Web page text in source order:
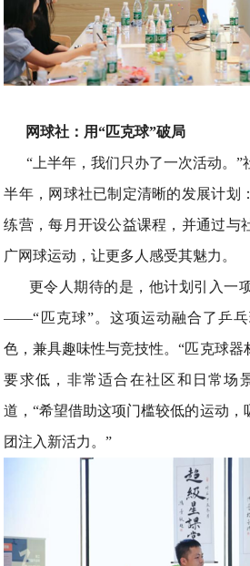
网球社：用“匹克球”破局
“上半年，我们只办了一次活动。
半年，网球社已制定清晰的发展计划
练营，每月开设公益课程，并通过与
广网球运动，让更多人感受其魅力。
更令人期待的是，他计划引入一
——“匹克球”。这项运动融合了乒
色，兼具趣味性与竞技性。“匹克球
要求低，非常适合在社区和日常场
道，“希望借助这项门槛较低的运动，
团注入新活力。”